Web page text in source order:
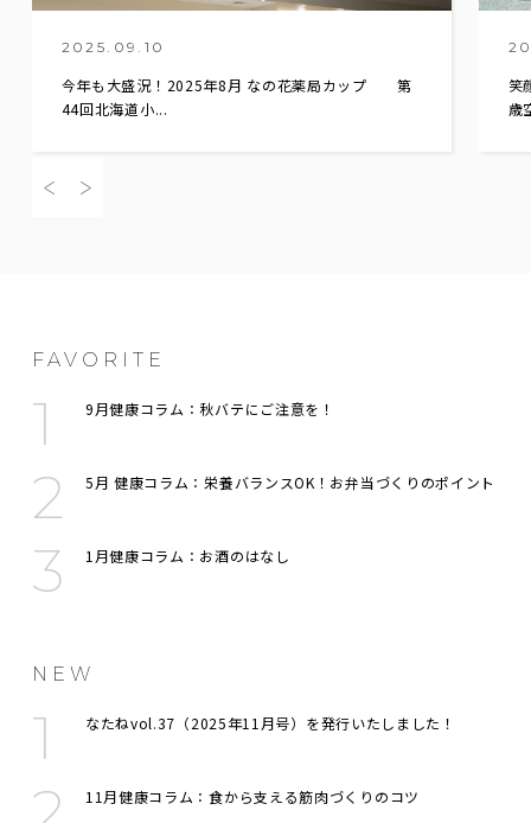
2025.09.10
今年も大盛況！2025年8月 なの花薬局カップ 第
44回北海道小...
笑
歳
FAVORITE
9月健康コラム：秋バテにご注意を！
5月 健康コラム：栄養バランスOK！お弁当づくりのポイント
1月健康コラム：お酒のはなし
NEW
なたねvol.37（2025年11月号）を発行いたしました！
11月健康コラム：食から支える筋肉づくりのコツ